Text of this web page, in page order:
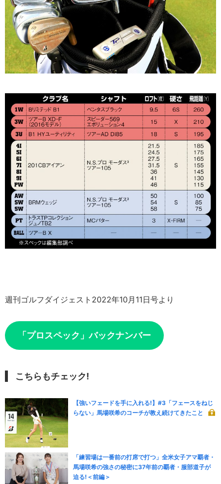
週刊ゴルフダイジェスト2022年10月11日号より
「プロスペック」バックナンバー
こちらもチェック!
【強いフェードを手に入れる!】#3「フェースをねじ
らない」馬場咲希のコーチが教え続けてきたこと
「練習場は一番前の打席で打つ」全米女子アマ覇者・
馬場咲希の強さの秘密に37年前の覇者・服部道子が
迫る!＜前編＞